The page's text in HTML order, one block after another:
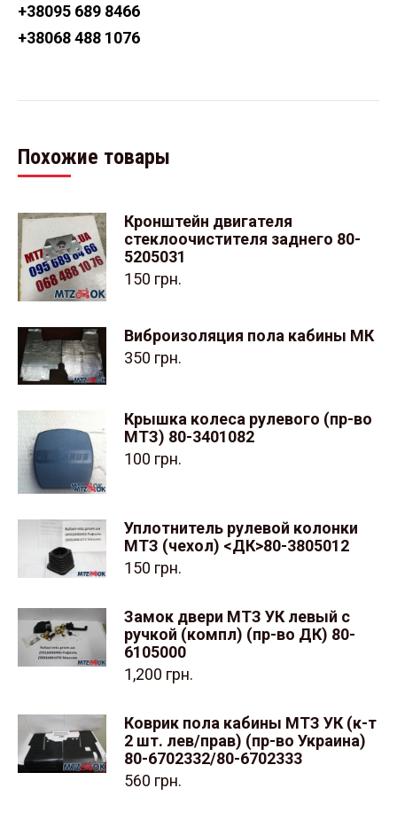
+38095 689 8466
+38068 488 1076
Похожие товары
Кронштейн двигателя
стеклоочистителя заднего 80-
5205031
150 грн.
Виброизоляция пола кабины МК
350 грн.
Крышка колеса рулевого (пр-во
МТЗ) 80-3401082
100 грн.
Уплотнитель рулевой колонки
МТЗ (чехол) <ДК>80-3805012
150 грн.
Замок двери МТЗ УК левый с
ручкой (компл) (пр-во ДК) 80-
6105000
1,200 грн.
Коврик пола кабины МТЗ УК (к-т
2 шт. лев/прав) (пр-во Украина)
80-6702332/80-6702333
560 грн.